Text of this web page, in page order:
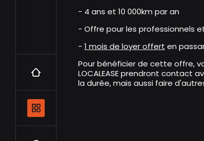
Accueil
- 4 ans et 10 000km par an
- Offre pour les professionnels
- 1 mois de loyer offert en
Pour bénéficier de cette offre,
LOCALEASE prendront contact
la durée, mais aussi faire